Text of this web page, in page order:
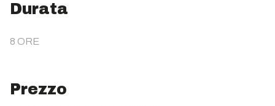
Durata
8 ORE
Prezzo